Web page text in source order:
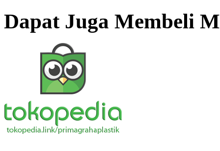
Dapat Juga Membeli